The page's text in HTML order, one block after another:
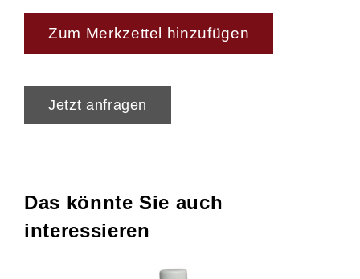
Zum Merkzettel hinzufügen
Jetzt anfragen
Das könnte Sie auch
interessieren